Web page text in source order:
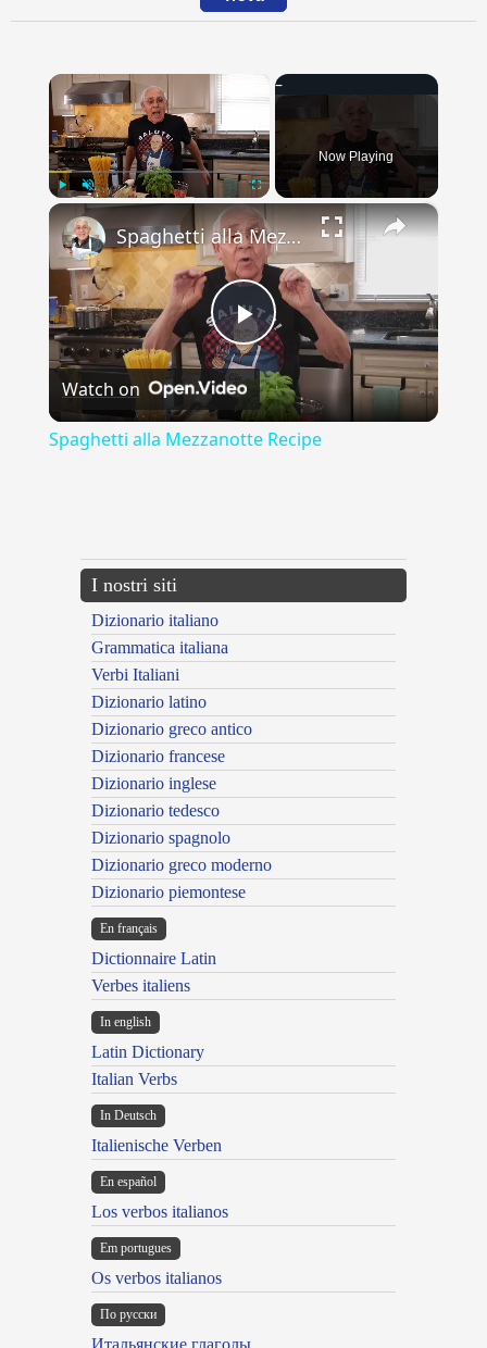
Unmute
Now Playing
×
Play
Video
Spaghetti alla Mezzanotte Recipe
Watch on
Spaghetti alla Mezzanotte Recipe
I nostri siti
Dizionario italiano
Grammatica italiana
Verbi Italiani
Dizionario latino
Dizionario greco antico
Dizionario francese
Dizionario inglese
Dizionario tedesco
Dizionario spagnolo
Dizionario greco moderno
Dizionario piemontese
En français
Dictionnaire Latin
Verbes italiens
In english
Latin Dictionary
Italian Verbs
In Deutsch
Italienische Verben
En español
Los verbos italianos
Em portugues
Os verbos italianos
По русски